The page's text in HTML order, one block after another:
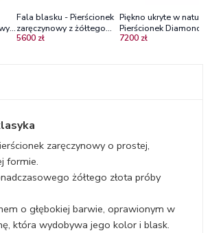
z
Fala blasku - Pierścionek
zaręczynowy z żółtego
złota z rubinem
5600 zł
Piękno ukryte w
Pierścionek Diamond
żółte złoto, rubin oraz
7200 zł
zaręczynowy o prostej,
formie.
żółtego złota próby
o głębokiej barwie, oprawionym w
która wydobywa jego kolor i blask.